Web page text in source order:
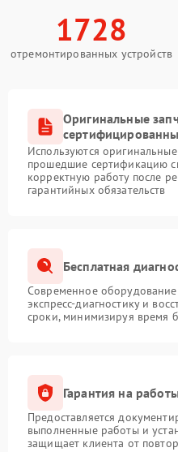
1728
отремонтированных устройств
Оригинальные
Используются
прошедшие сертификацию
корректную работу после
гарантийных обязательств
Бесплатная
Современное
экспресс-диагностику и
сроки, минимизируя время
Гарантия на
Предоставляется
выполненные работы и
защищает клиента от